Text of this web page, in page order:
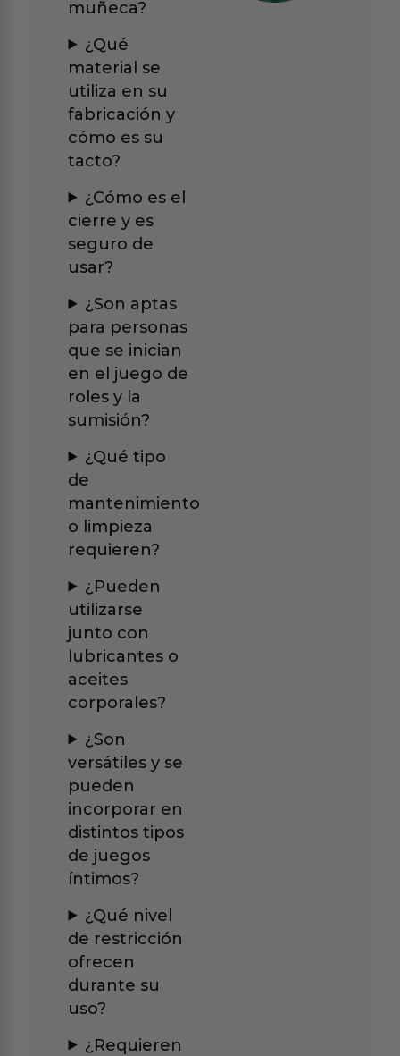
muñeca?
¿Qué
material se
utiliza en su
fabricación y
cómo es su
tacto?
¿Cómo es el
cierre y es
seguro de
usar?
¿Son aptas
para personas
que se inician
en el juego de
roles y la
sumisión?
¿Qué tipo
de
mantenimiento
o limpieza
requieren?
¿Pueden
utilizarse
junto con
lubricantes o
aceites
corporales?
¿Son
versátiles y se
pueden
incorporar en
distintos tipos
de juegos
íntimos?
¿Qué nivel
de restricción
ofrecen
durante su
uso?
¿Requieren